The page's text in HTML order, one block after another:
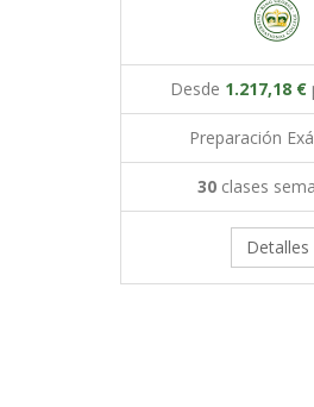
Desde 1.217,18 €
Preparación
30 clases
Detalles